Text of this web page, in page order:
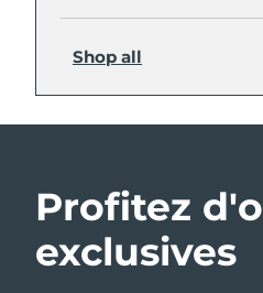
Shop all
Profitez
exclusives